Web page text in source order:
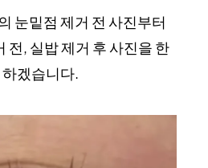
눈밑점 제거 전 사진부터
전, 실밥 제거 후 사진을 한
겠습니다.